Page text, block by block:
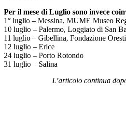
Per il mese di Luglio sono invece
1° luglio – Messina, MUME Museo
10 luglio – Palermo, Loggiato di San
11 luglio – Gibellina, Fondazione
12 luglio – Erice
24 luglio – Porto Rotondo
31 luglio – Salina
L’articolo continua